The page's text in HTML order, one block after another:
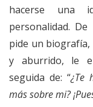
hacerse una
personalidad.
pide un
y aburrido, le
seguida de: “¿Te
más sobre mi?